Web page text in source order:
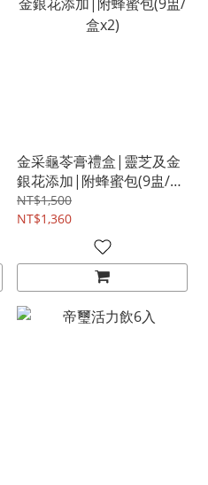
金采龜苓膏禮盒|靈芝及金
銀花添加|附蜂蜜包(9盅/盒
x2)
NT$1,500
NT$1,360